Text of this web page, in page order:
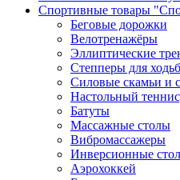
Спортивные товары
Беговые дорожки
Велотренажёры
Эллиптические
Степперы для
Силовые скамьи и
Настольный
Батуты
Массажные столы
Вибромассажеры
Инверсионные
Аэрохоккей